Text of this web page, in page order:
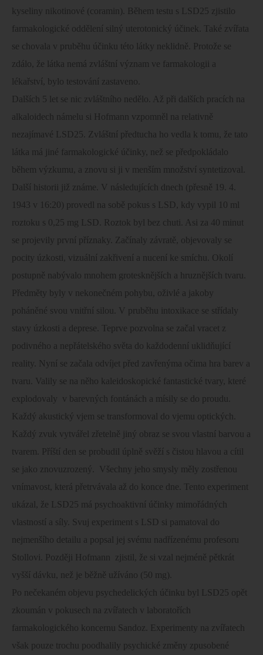
kyseliny nikotinové (coramin). Během testu s LSD25 zjistilo
farmakologické oddělení silný uterotonický účinek. Také zvířata
se chovala v pruběhu účinku této látky neklidně. Protože se
zdálo, že látka nemá zvláštní význam ve farmakologii a
lékařství, bylo testování zastaveno.
Dalších 5 let se nic zvláštního nedělo. Až při dalších pracích na
alkaloidech námelu si Hofmann vzpomněl na relativně
nezajímavé LSD25. Zvláštní předtucha ho vedla k tomu, že tato
látka má jiné farmakologické účinky, než se předpokládalo
během výzkumu, a znovu si ji v menším množství syntetizoval.
Další historii již známe. V následujících dnech (přesně 19. 4.
1943 v 16:20) provedl na sobě pokus s LSD, kdy vypil 10 ml
roztoku s 0,25 mg LSD. Roztok byl bez chuti. Asi za 40 minut
se projevily první příznaky. Začínaly závratě, objevovaly se
pocity úzkosti, vizuální zakřivení a nucení ke smíchu. Okolí
postupně nabývalo mnohem grotesknějších a hruznějších tvaru.
Předměty byly v nekonečném pohybu, oživlé a jakoby
poháněné svou vnitřní silou. V pruběhu intoxikace se střídaly
stavy úzkosti a deprese. Teprve pozvolna se začal vracet z
podivného a nepřátelského světa do každodenní uklidňující
reality. Nyní se začala odvíjet před zavřenýma očima hra barev a
tvaru. Valily se na něho kaleidoskopické fantastické tvary, které
explodovaly
v barevných fontánách a mísily se do proudu.
Každý akustický vjem se transformoval do vjemu optických.
Každý zvuk vytvářel zřetelně jiný obraz se svou vlastní barvou a
tvarem. Příští den se probudil úplně svěží s čistou hlavou a cítil
se jako znovuzrozený.
Všechny jeho smysly měly zostřenou
vnímavost, která přetrvávala až do konce dne. Tento experiment
ukázal, že LSD25 má psychoaktivní účinky mimořádných
vlastností a síly. Svuj experiment s LSD si pamatoval do
nejmenšího detailu a popsal jej svému nadřízenému profesoru
Stollovi. Později Hofmann
zjistil, že si vzal nejméně pětkrát
vyšší dávku, než je běžně užíváno (50 mg).
Po nečekaném objevu psychedelických účinku byl LSD25 opět
zkoumán v pokusech na zvířatech v laboratořích
farmakologického koncernu Sandoz. Experimenty na zvířatech
však pouze trochu poodhalily psychické změny zpusobené